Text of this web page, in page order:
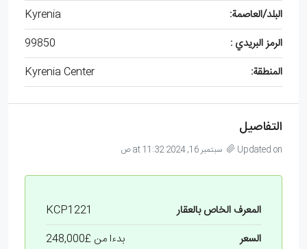
البلد/العاصمة:
Kyrenia
الرمز البريدي :
99850
المنطقة:
Kyrenia Center
التفاصيل
Updated on سبتمبر 16, 2024 at 11:32 ص
المعرف الخاص بالعقار
KCP1221
السعر
بدءا من £248,000